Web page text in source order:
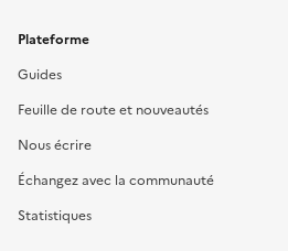
Plateforme
Guides
Feuille de route et nouveautés
Nous écrire
Échangez avec la communauté
Statistiques